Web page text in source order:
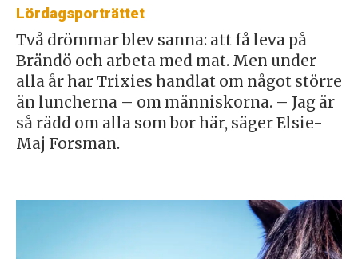
Lördagsporträttet
Två drömmar blev sanna: att få leva på
Brändö och arbeta med mat. Men under
alla år har Trixies handlat om något större
än luncherna – om människorna. – Jag är
så rädd om alla som bor här, säger Elsie-
Maj Forsman.